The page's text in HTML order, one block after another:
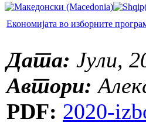
Економијата во изборните
Дата: Јули,
Автори:
PDF: 2020-